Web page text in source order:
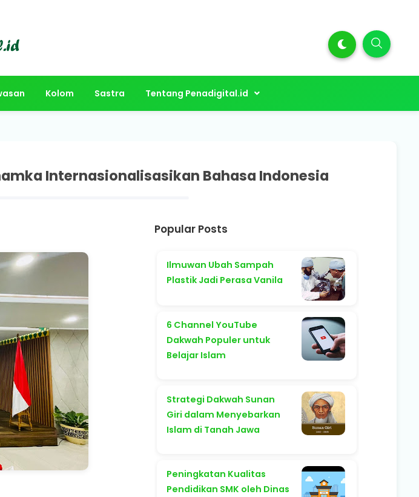
Kolom Sastra Tentang Penadigital.id
Internasionalisasikan Bahasa Indonesia
Popular Posts
Ilmuwan Ubah Sampah
Plastik Jadi Perasa Vanila
6 Channel YouTube
Dakwah Populer untuk
Belajar Islam
Strategi Dakwah Sunan
Giri dalam Menyebarkan
Islam di Tanah Jawa
Peningkatan Kualitas
Pendidikan SMK oleh Dinas